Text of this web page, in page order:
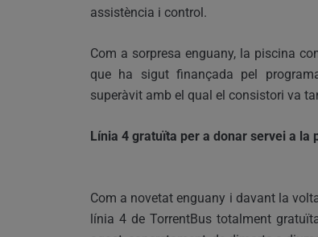
assistència i control.
Com a sorpresa enguany, la piscina
que ha sigut finançada pel
superàvit amb el qual el consistori va
Línia 4 gratuïta per a donar servei a la
Com a novetat enguany i davant la
línia 4 de TorrentBus totalment